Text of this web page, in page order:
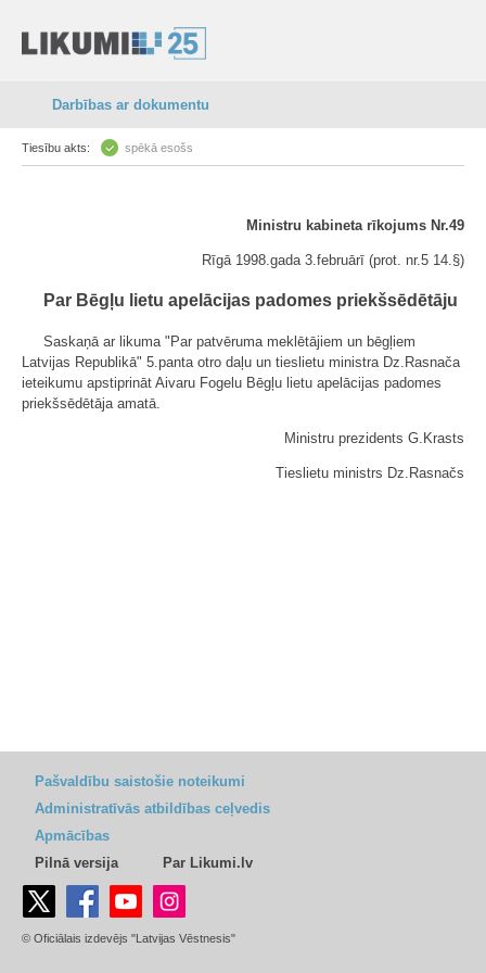
Darbības ar dokumentu
Tiesību akts: spēkā esošs
Ministru kabineta rīkojums Nr.49
Rīgā 1998.gada 3.februārī (prot. nr.5 14.§)
Par Bēgļu lietu apelācijas padomes priekšsēdētāju
Saskaņā ar likuma "Par patvēruma meklētājiem un bēgļiem
Latvijas Republikā" 5.panta otro daļu un tieslietu ministra Dz.Rasnača
ieteikumu apstiprināt Aivaru Fogelu Bēgļu lietu apelācijas padomes
priekšsēdētāja amatā.
Ministru prezidents G.Krasts
Tieslietu ministrs Dz.Rasnačs
Pašvaldību saistošie noteikumi
Administratīvās atbildības ceļvedis
Apmācības
Pilnā versija
Par Likumi.lv
© Oficiālais izdevējs "Latvijas Vēstnesis"